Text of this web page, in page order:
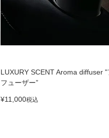
LUXURY SCENT Aroma diffuser "
フューザー”
¥11,000税込